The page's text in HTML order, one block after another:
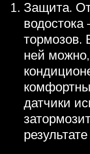
Защита.
водостока
тормозов.
ней
датчики